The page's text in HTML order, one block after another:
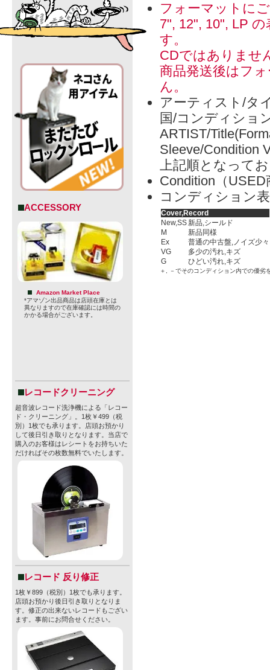
ACCESSORY
Amazon Market Place
*アマゾン出品商品は店頭在庫とは
異なりますので在庫確認には時間の
かかる場合がございます。
レコードクリーニング
超音波レコード洗浄機による「レコー
ド・クリーニング」。1枚￥499（税
別）1枚でも承ります。店頭お預かり
して後日引き取りとなります。当店で
購入のお客様はレシートをお持ちいた
だければその枚数無料でいたします。
レコード 反り修正
1枚￥899（税別）1枚でも承ります。
店頭お預かり後日引き取りとなりま
す。修正の出来ないレコードもござい
ます。事前にお問合せください。
フォーマットに
7", 12", 10", LP
す。
CDではありませ
商品発送後はフ
ん。
アーティスト/タ
国/コンディショ
ARTIST/
Sleeve/Condition
上記順となって
Condition（
コンディション
Cover,Record
New,SS新品,シールド
M
新品同様
Ex
普通の中古盤,ノイズ少々
VG
多少の汚れ,キズ
G
ひどい汚れ,キズ
＋, －でそのコンディション内での優劣